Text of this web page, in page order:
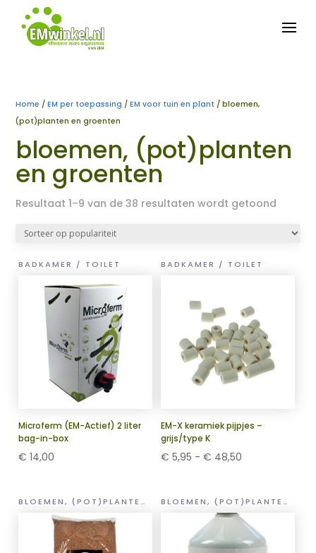
Home /EM per toepassing /EM voor tuin en plant / bloemen,
(pot)planten en groenten
bloemen, (pot)planten
en groenten
Resultaat 1–9 van de 38 resultaten wordt getoond
BADKAMER / TOILET
Microferm (EM-Actief) 2 liter
bag-in-box
€ 14,00
BADKAMER / TOILET
EM-X keramiek pijpjes –
grijs/type K
€ 5,95 - € 48,50
€ 48,50
BLOEMEN, (POT)PLANTEN EN GROENTEN BLOEMEN, (POT)PLANTEN EN GROENTEN